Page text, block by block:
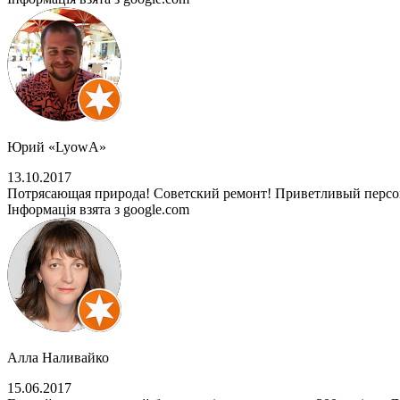
Юрий «LyowA»
13.10.2017
Потрясающая природа! Советский ремонт! Приветливый
Інформація взята з google.com
Алла Наливайко
15.06.2017